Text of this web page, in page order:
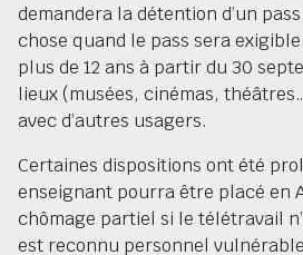
demandera la détention d’un
chose quand le pass sera
plus de 12 ans à partir du 30
lieux (musées, cinémas,
avec d’autres usagers.
Certaines dispositions ont été
enseignant pourra être placé en
chômage partiel si le télétravail
est reconnu personnel